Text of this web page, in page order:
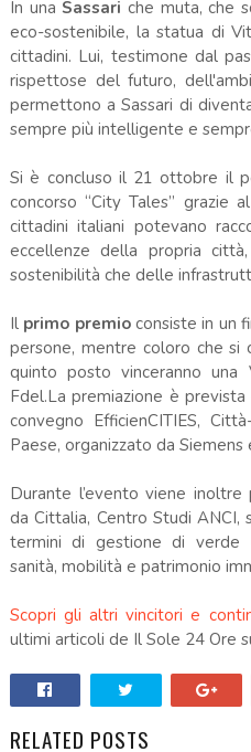
In una Sassari che muta, che
eco-sostenibile, la statua di
cittadini. Lui, testimone dal
rispettose del futuro,
permettono a Sassari di
sempre più intelligente e
Si è concluso il 21 ottobre il
concorso “City Tales” grazie
cittadini italiani potevano
eccellenze della propria
sostenibilità che delle
Il primo premioconsiste in un
persone, mentre coloro che si
quinto posto vinceranno una
Fdel.La premiazione è
convegno EfficienCITIES,
Paese, organizzato da Siemens
Durante l’evento viene
da Cittalia, Centro Studi ANCI,
termini di gestione di verde
sanità, mobilità e patrimonio
Scopri gli altri vincitori e
ultimi articoli de Il Sole 24 Ore
RELATED POSTS